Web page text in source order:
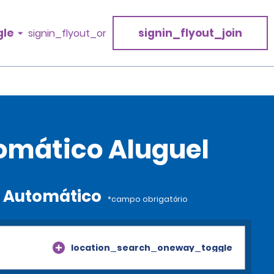
signin_flyout_or signin_flyout_join
Aluguel
*campo obrigatório
location_search_oneway_toggle